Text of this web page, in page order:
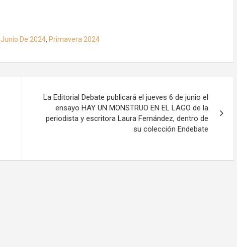
Junio De 2024, Primavera 2024
La Editorial Debate publicará el jueves 6 de junio el
ensayo HAY UN MONSTRUO EN EL LAGO de la
periodista y escritora Laura Fernández, dentro de
su colección Endebate